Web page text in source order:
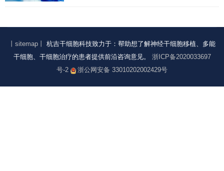
丨sitemap丨
杭吉干细胞科技致力于：帮助想了解神经干细胞移植、多能
干细胞、干细胞治疗的患者提供前沿咨询意见。 浙ICP备2020033697
号-2
浙公网安备 33010202002429号